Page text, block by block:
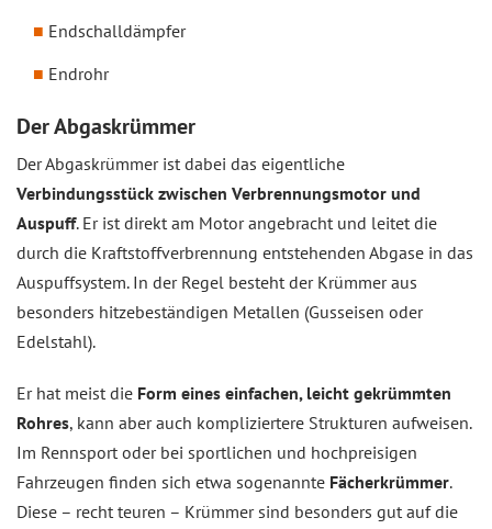
Endschalldämpfer
Endrohr
Der Abgaskrümmer
Der Abgaskrümmer ist dabei das eigentliche
Verbindungsstück zwischen Verbrennungsmotor und
Auspuff. Er ist direkt am Motor angebracht und leitet die
durch die Kraftstoffverbrennung entstehenden Abgase in das
Auspuffsystem. In der Regel besteht der Krümmer aus
besonders hitzebeständigen Metallen (Gusseisen oder
Edelstahl).
Er hat meist die Form eines einfachen, leicht gekrümmten
Rohres, kann aber auch kompliziertere Strukturen aufweisen.
Im Rennsport oder bei sportlichen und hochpreisigen
Fahrzeugen finden sich etwa sogenannte Fächerkrümmer.
Diese – recht teuren – Krümmer sind besonders gut auf die